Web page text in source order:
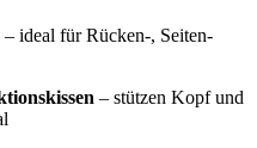
– ideal für Rücken-, Seiten-
– stützen Kopf und